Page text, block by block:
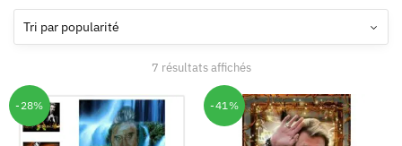
7 résultats affichés
-28% -41%